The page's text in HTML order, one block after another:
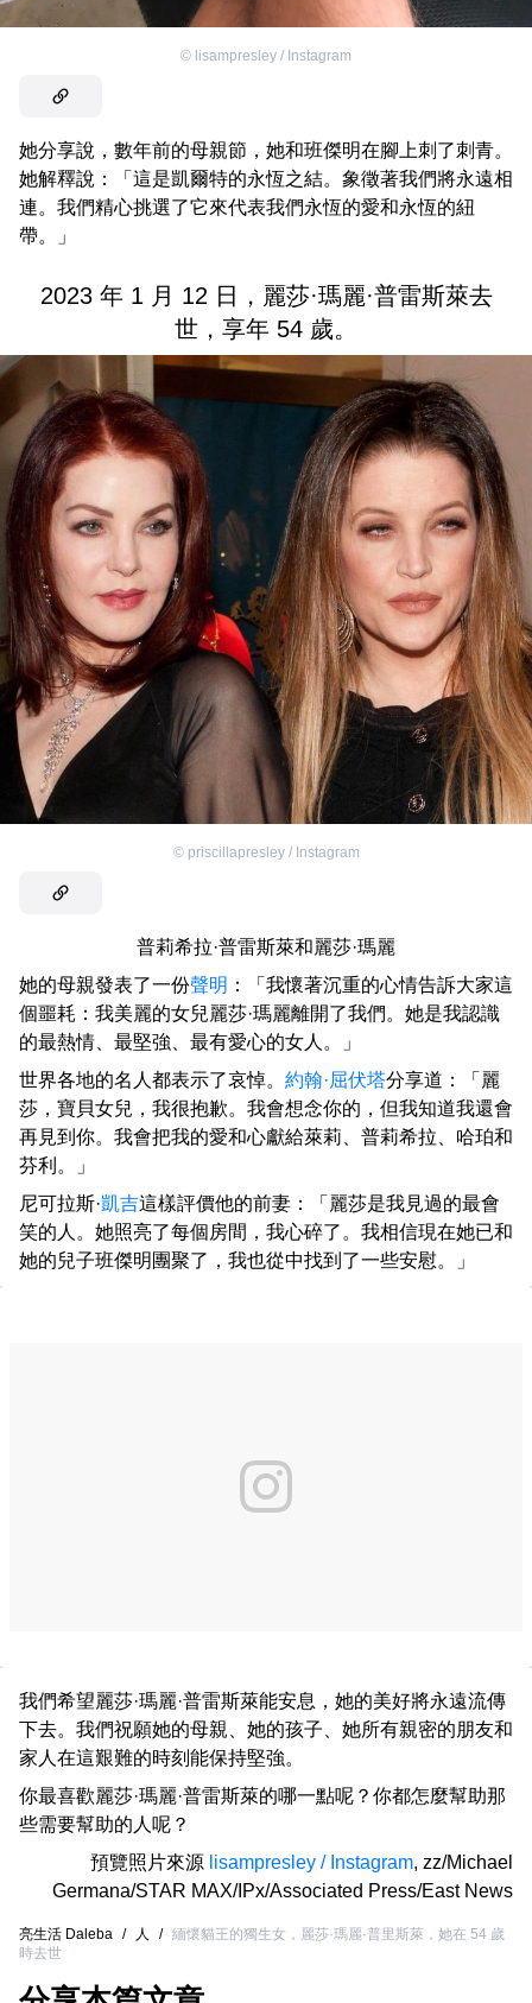
© lisampresley / Instagram
她分享說，數年前的母親節，她和班傑明在腳上刺了刺青。
她解釋說：「這是凱爾特的永恆之結。象徵著我們將永遠相
連。我們精心挑選了它來代表我們永恆的愛和永恆的紐
帶。」
2023 年 1 月 12 日，麗莎·瑪麗·普雷斯萊去
世，享年 54 歲。
© priscillapresley / Instagram
普莉希拉·普雷斯萊和麗莎·瑪麗
她的母親發表了一份聲明 ：「我懷著沉重的心情告訴大家這
個噩耗：我美麗的女兒麗莎·瑪麗離開了我們。她是我認識
的最熱情、最堅強、最有愛心的女人。」
世界各地的名人都表示了哀悼。 約翰·屈伏塔分享道：「麗
莎，寶貝女兒，我很抱歉。我會想念你的，但我知道我還會
再見到你。我會把我的愛和心獻給萊莉、普莉希拉、哈珀和
芬利。」
尼可拉斯·凱吉這樣評價他的前妻：「麗莎是我見過的最會
笑的人。她照亮了每個房間，我心碎了。我相信現在她已和
她的兒子班傑明團聚了，我也從中找到了一些安慰。」
我們希望麗莎·瑪麗·普雷斯萊能安息，她的美好將永遠流傳
下去。我們祝願她的母親、她的孩子、她所有親密的朋友和
家人在這艱難的時刻能保持堅強。
你最喜歡麗莎·瑪麗·普雷斯萊的哪一點呢？你都怎麼幫助那
些需要幫助的人呢？
預覽照片來源 lisampresley / Instagram, zz/Michael
Germana/STAR MAX/IPx/Associated Press/East News
亮生活 Daleba / 人 / 緬懷貓王的獨生女，麗莎·瑪麗·普里斯萊，她在 54 歲
時去世